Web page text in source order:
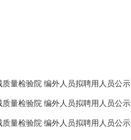
量检验院 编外人员拟聘用人员公示
量检验院 编外人员拟聘用人员公示
量检验院 编外人员拟聘用人员公示